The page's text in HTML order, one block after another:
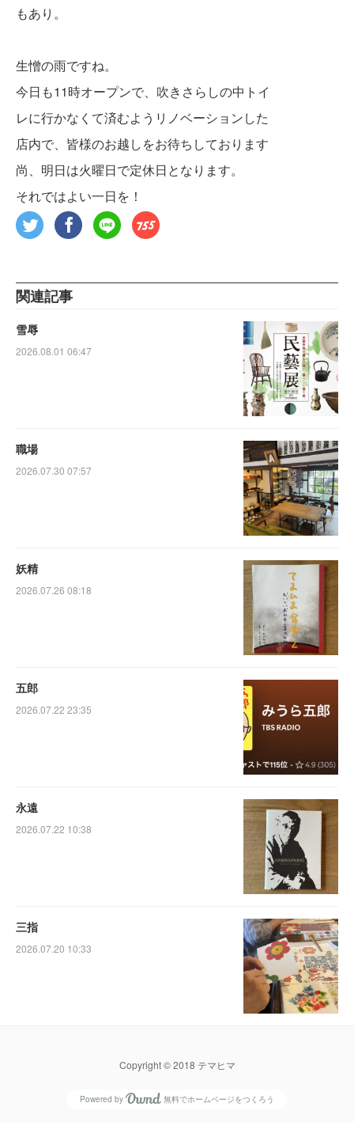
もあり。
生憎の雨ですね。
今日も11時オープンで、吹きさらしの中トイ
レに行かなくて済むようリノベーションした
店内で、皆様のお越しをお待ちしております
尚、明日は火曜日で定休日となります。
それではよい一日を！
関連記事
雪辱
2026.08.01 06:47
職場
2026.07.30 07:57
妖精
2026.07.26 08:18
五郎
2026.07.22 23:35
永遠
2026.07.22 10:38
三指
2026.07.20 10:33
Copyright © 2018 テマヒマ
Powered by 無料でホームページをつくろう